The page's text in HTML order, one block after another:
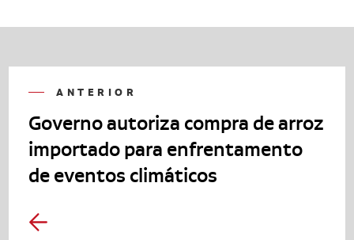
ANTERIOR
Governo autoriza compra de arroz
importado para enfrentamento
de eventos climáticos